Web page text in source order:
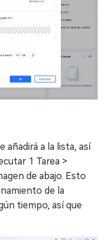
añadirá a la lista, así
1 Tarea >
de abajo. Esto
de la
tiempo, así que